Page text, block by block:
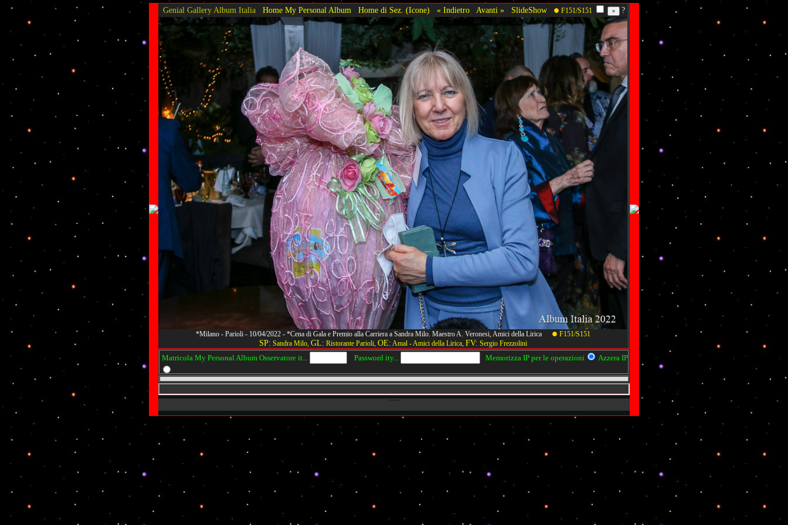
Genial Gallery Album Italia Home My Personal Album Home di Sez. (Icone) « Indietro Avanti » SlideShow F151/S151 ?
*Milano - Parioli - 10/04/2022 - *Cena di Gala e Premio alla Carriera a Sandra Milo. Maestro A. Veronesi, Amici della Lirica F151/S151
SP: Sandra Milo, GL: Ristorante Parioli, OE: Amal - Amici della Lirica, FV: Sergio Frezzolini
Matricola My Personal Album Osservatore it... Password ity... Memorizza IP per le operazioni Azzera IP